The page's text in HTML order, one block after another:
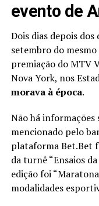
evento de
Dois dias depois
setembro do
premiação do MTV
Nova York, nos
morava à época.
Não há informações
mencionado pelo
plataforma Bet.Bet
da turnê “Ensaios
edição foi
modalidades